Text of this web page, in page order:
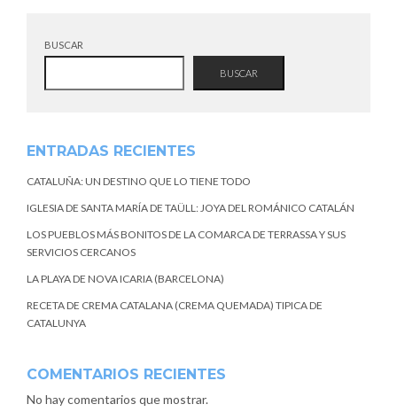
BUSCAR
BUSCAR
ENTRADAS RECIENTES
CATALUÑA: UN DESTINO QUE LO TIENE TODO
IGLESIA DE SANTA MARÍA DE TAÜLL: JOYA DEL ROMÁNICO CATALÁN
LOS PUEBLOS MÁS BONITOS DE LA COMARCA DE TERRASSA Y SUS
SERVICIOS CERCANOS
LA PLAYA DE NOVA ICARIA (BARCELONA)
RECETA DE CREMA CATALANA (CREMA QUEMADA) TIPICA DE
CATALUNYA
COMENTARIOS RECIENTES
No hay comentarios que mostrar.